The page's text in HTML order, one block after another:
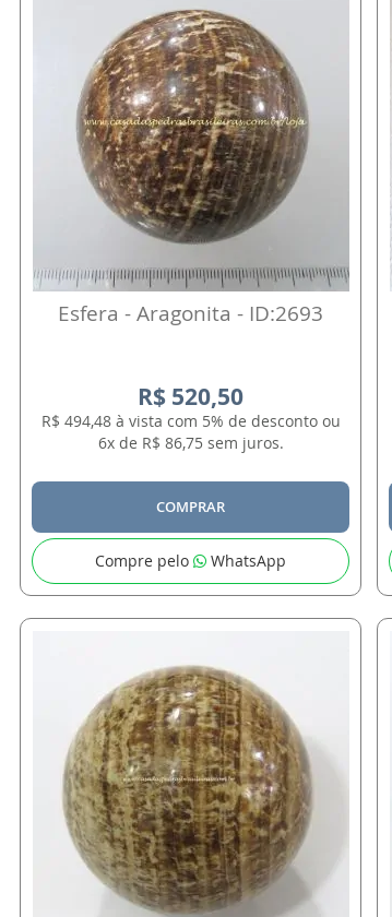
Esfera - Aragonita - ID:2693
R$ 520,50
R$ 494,48 à vista com 5% de desconto ou
6x de R$ 86,75 sem juros.
COMPRAR
Compre pelo WhatsApp